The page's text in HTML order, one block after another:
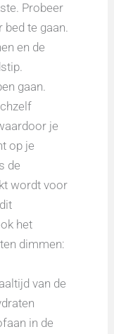
Probeer
bed te gaan.
en de
gaan.
je
op je
de
wordt voor
het
dimmen:
van de
in de